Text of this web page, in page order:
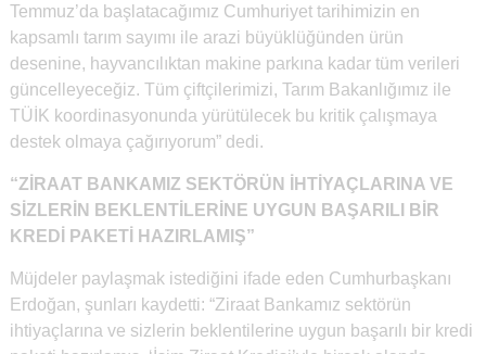
Temmuz’da başlatacağımız Cumhuriyet tarihimizin en
kapsamlı tarım sayımı ile arazi büyüklüğünden ürün
desenine, hayvancılıktan makine parkına kadar tüm verileri
güncelleyeceğiz. Tüm çiftçilerimizi, Tarım Bakanlığımız ile
TÜİK koordinasyonunda yürütülecek bu kritik çalışmaya
destek olmaya çağırıyorum” dedi.
“ZİRAAT BANKAMIZ SEKTÖRÜN İHTİYAÇLARINA VE
SİZLERİN BEKLENTİLERİNE UYGUN BAŞARILI BİR
KREDİ PAKETİ HAZIRLAMIŞ”
Müjdeler paylaşmak istediğini ifade eden Cumhurbaşkanı
Erdoğan, şunları kaydetti: “Ziraat Bankamız sektörün
ihtiyaçlarına ve sizlerin beklentilerine uygun başarılı bir kredi